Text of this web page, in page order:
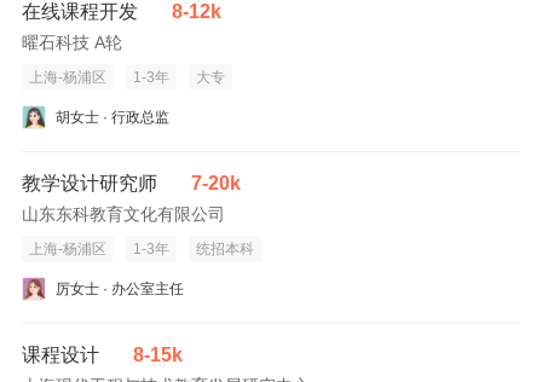
在线课程开发 8-12k
曜石科技 A轮
上海-杨浦区 1-3年 大专
胡女士 · 行政总监
教学设计研究师 7-20k
山东东科教育文化有限公司
上海-杨浦区 1-3年 统招本科
厉女士 · 办公室主任
课程设计 8-15k